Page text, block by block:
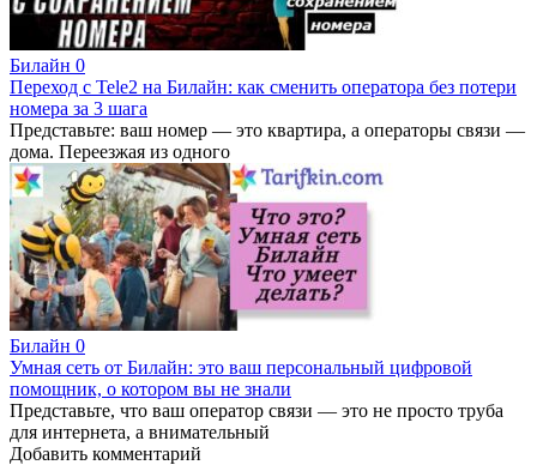
Билайн 0
Переход с Tele2 на Билайн: как сменить оператора без потери
номера за 3 шага
Представьте: ваш номер — это квартира, а операторы связи —
дома. Переезжая из одного
Билайн 0
Умная сеть от Билайн: это ваш персональный цифровой
помощник, о котором вы не знали
Представьте, что ваш оператор связи — это не просто труба
для интернета, а внимательный
Добавить комментарий